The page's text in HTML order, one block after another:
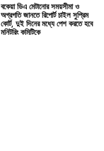
বকেয়া ডিএ মেটানোর সময়সীমা ও
অগ্রগতি জানতে রিপোর্ট চাইল সুপ্রিম
কোর্ট, দুই দিনের মধ্যে পেশ করতে হবে
মনিটরিং কমিটিকে